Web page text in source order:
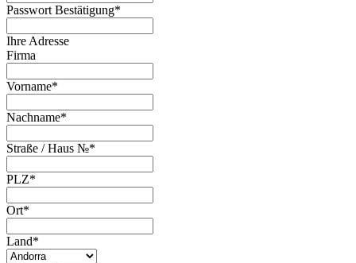
Passwort Bestätigung*
Ihre Adresse
Firma
Vorname*
Nachname*
Straße / Haus №*
PLZ*
Ort*
Land*